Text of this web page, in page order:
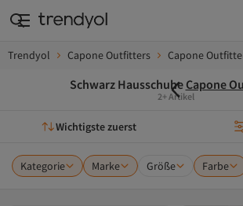
Trendyol Capone Outfitters Capone
Schwarz Hausschuhe Capone
2+ Artikel
Wichtigste zuerst
Kategorie Marke Größe Farbe